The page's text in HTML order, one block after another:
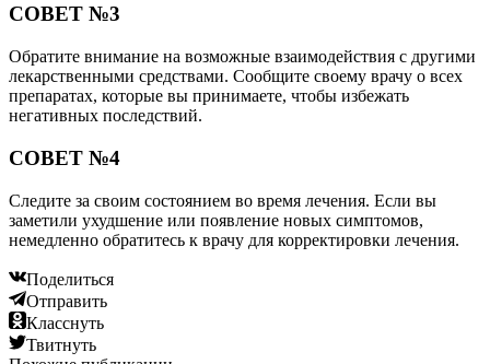
СОВЕТ №3
Обратите внимание на возможные взаимодействия с другими
лекарственными средствами. Сообщите своему врачу о всех
препаратах, которые вы принимаете, чтобы избежать
негативных последствий.
СОВЕТ №4
Следите за своим состоянием во время лечения. Если вы
заметили ухудшение или появление новых симптомов,
немедленно обратитесь к врачу для корректировки лечения.
Поделиться
Отправить
Класснуть
Твитнуть